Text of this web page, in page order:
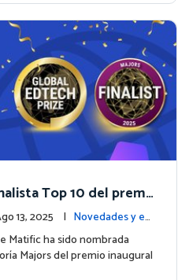
Top 10 del premi
Prize
13, 2025 | Novedades y ev
Matific ha sido nombrada
Majors del premio inaugural